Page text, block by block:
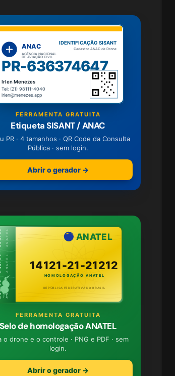
ANAC
AGÊNCIA NACIONAL
DE AVIAÇÃO CIVIL
IDENTIFICAÇÃO SISANT
Cadastro ANAC de Drone
PR-636374647
Irlen Menezes
Tel: (21) 98111-4040
irlen@menezes.app
FERRAMENTA GRATUITA
Etiqueta SISANT / ANAC
PR · 4 tamanhos · QR Code da Consulta
Pública · sem login.
Abrir o gerador →
ANATEL · ANATEL · ANATEL ANATEL
14121-21-21212
HOMOLOGAÇÃO ANATEL
REPÚBLICA FEDERATIVA DO BRASIL
FERRAMENTA GRATUITA
Selo de homologação ANATEL
o drone e o controle · PNG e PDF · sem
login.
Abrir o gerador →